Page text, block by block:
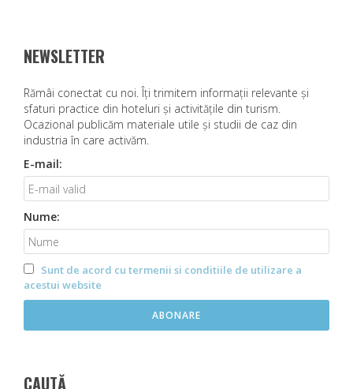
A
E
Î
N
A
R
T
I
C
O
L
E
NEWSLETTER
Rămâi conectat cu noi. Îţi trimitem informaţii relevante şi
sfaturi practice din hoteluri şi activităţile din turism.
Ocazional publicăm materiale utile şi studii de caz din
industria în care activăm.
E-mail:
Nume:
Sunt de acord cu termenii si conditiile de utilizare a
acestui website
CAUTĂ